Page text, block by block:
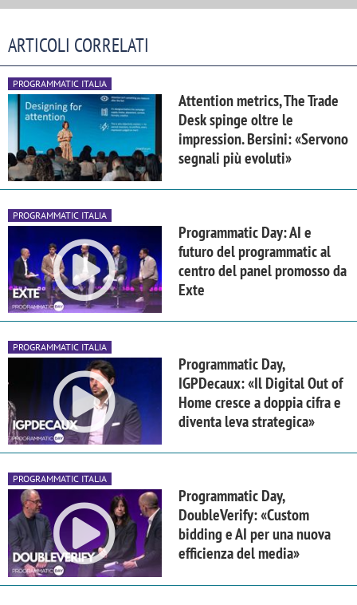
ARTICOLI CORRELATI
PROGRAMMATIC ITALIA
Attention metrics, The Trade
Desk spinge oltre le
impression. Bersini: «Servono
segnali più evoluti»
PROGRAMMATIC ITALIA
Programmatic Day: AI e
futuro del programmatic al
centro del panel promosso da
Exte
PROGRAMMATIC ITALIA
Programmatic Day,
IGPDecaux: «Il Digital Out of
Home cresce a doppia cifra e
diventa leva strategica»
PROGRAMMATIC ITALIA
Programmatic Day,
DoubleVerify: «Custom
bidding e AI per una nuova
efficienza del media»